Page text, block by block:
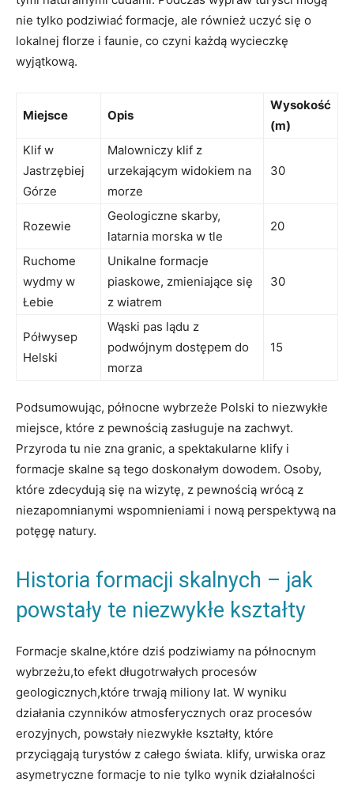
nie tylko podziwiać formacje, ale również uczyć się o
lokalnej florze i faunie, co czyni każdą wycieczkę
wyjątkową.
Miejsce Opis
Wysokość
(m)
Klif w
Jastrzębiej
Górze
Malowniczy klif z
urzekającym widokiem na
morze
30
Rozewie
Geologiczne skarby,
latarnia morska w tle
20
Ruchome
wydmy w
Łebie
Unikalne formacje
piaskowe, zmieniające się
z wiatrem
30
Półwysep
Helski
Wąski pas lądu z
podwójnym dostępem do
morza
15
Podsumowując, północne wybrzeże Polski to niezwykłe
miejsce, które z pewnością zasługuje na zachwyt.
Przyroda tu nie zna granic, a spektakularne klify i
formacje skalne są tego doskonałym dowodem. Osoby,
które zdecydują się na wizytę, z pewnością wrócą z
niezapomnianymi wspomnieniami i nową perspektywą na
potęgę natury.
Historia formacji skalnych – jak
powstały te niezwykłe kształty
Formacje skalne,które dziś podziwiamy na północnym
wybrzeżu,to efekt długotrwałych procesów
geologicznych,które trwają miliony lat. W wyniku
działania czynników atmosferycznych oraz procesów
erozyjnych, powstały niezwykłe kształty, które
przyciągają turystów z całego świata. klify, urwiska oraz
asymetryczne formacje to nie tylko wynik działalności